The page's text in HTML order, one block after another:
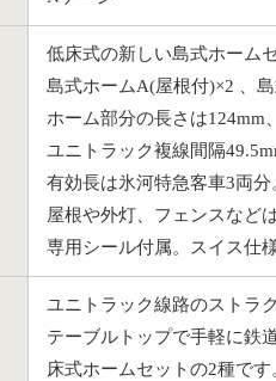
低床式の新しい島式ホームセ
島式ホームA(屋根付)×2 、
ホーム部分の長さは124mm
ユニトラック複線間隔
有効長は氷河特急客車3両分
屋根や外灯、フェンスなど
専用シール付属。スイス仕
ユニトラック線路のストラ
テーブルトップで手軽に鉄
床式ホームセットの2種です